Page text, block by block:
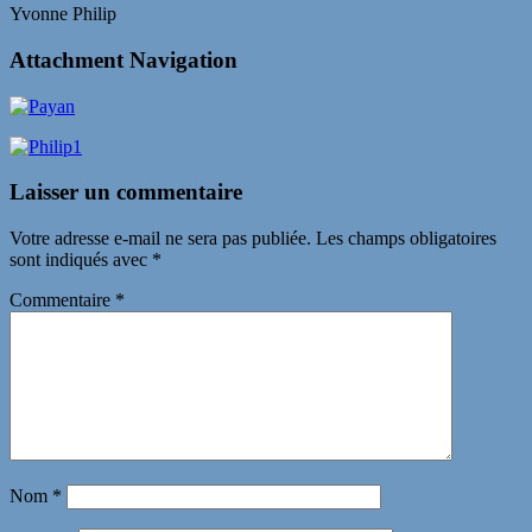
Yvonne Philip
Attachment Navigation
Laisser un commentaire
Votre adresse e-mail ne sera pas publiée. Les champs obligatoires
sont indiqués avec *
Commentaire *
Nom *